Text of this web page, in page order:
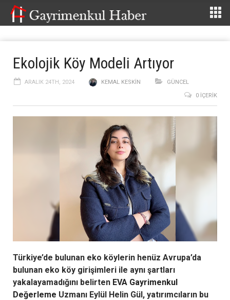
Ekolojik Köy Modeli Artıyor
ARALIK 24TH, 2024 KEMAL KESKIN
GÜNCEL
0 İÇERIK
Türkiye’de bulunan eko köylerin henüz Avrupa’da
bulunan eko köy girişimleri ile aynı şartları
yakalayamadığını belirten EVA Gayrimenkul
Değerleme Uzmanı Eylül Helin Gül, yatırımcıların bu